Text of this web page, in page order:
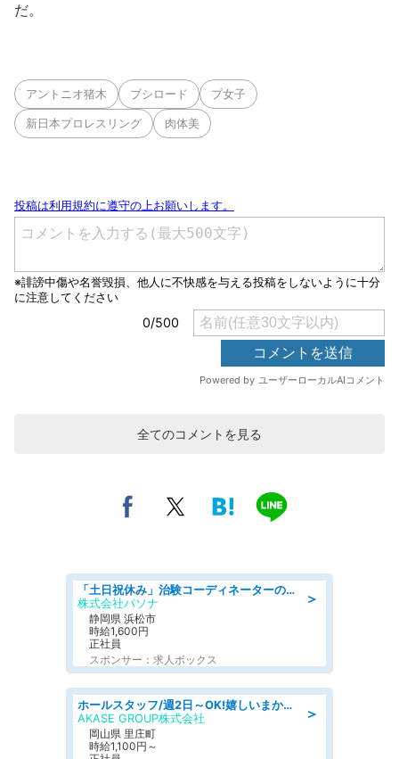
だ。
アントニオ猪木 ブシロード プ女子
新日本プロレスリング 肉体美
全てのコメントを見る
＞
「土日祝休み」治験コーディネーターのお仕事/未経験OK
株式会社パソナ
静岡県 浜松市
時給1,600円
正社員
スポンサー：求人ボックス
＞
ホールスタッフ/週2日～OK!嬉しいまかない付き/岡山県/浅口郡里庄町
AKASE GROUP株式会社
岡山県 里庄町
時給1,100円～